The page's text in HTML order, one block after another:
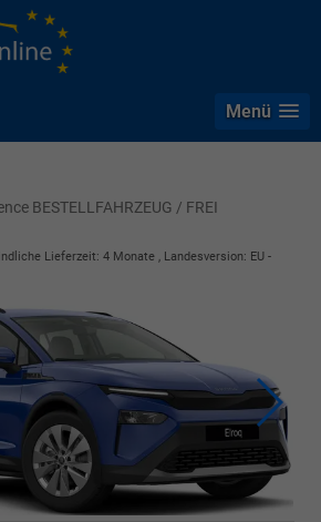
Menü
BESTELLFAHRZEUG / FREI
Lieferzeit: 4 Monate , Landesversion: EU -